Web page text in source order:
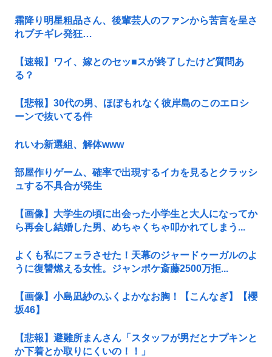
霜降り明星粗品さん、後輩芸人のファンから苦言を呈さ
れブチギレ発狂…
【速報】ワイ、嫁とのセッ■スが終了したけど質問あ
る？
【悲報】30代の男、ほぼもれなく彼岸島のこのエロシ
ーンで抜いてる件
れいわ新選組、解体www
部屋作りゲーム、確率で出現するイカを見るとクラッシ
ュする不具合が発生
【画像】大学生の頃に出会った小学生と大人になってか
ら再会し結婚した男、めちゃくちゃ叩かれてしまう...
よくも私にフェラさせた！天幕のジャードゥーガルのよ
うに復讐燃える女性。ジャンポケ斎藤2500万拒...
【画像】小島凪紗のふくよかなお胸！【こんなぎ】【櫻
坂46】
【悲報】避難所まんさん「スタッフが男だとナプキンと
か下着とか取りにくいの！！」